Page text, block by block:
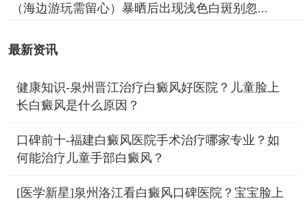
（海边游玩需留心）暴晒后出现浅色白斑别忽...
最新资讯
健康知识-泉州晋江治疗白癜风好医院？儿童脸上
长白癜风是什么原因？
口碑前十-福建白癜风医院手术治疗哪家专业？如
何能治疗儿童手部白癜风？
[医学新星]泉州洛江看白癜风口碑医院？宝宝脸上